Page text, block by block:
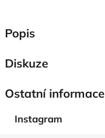
Popis
Diskuze
Ostatní informace
Instagram